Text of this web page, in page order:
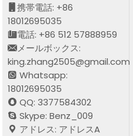
携帯電話: +86
18012695035
電話: +86 512 57888959
メールボックス:
king.zhang2505@gmail.com
Whatsapp:
18012695035
QQ: 3377584302
Skype: Benz_009
アドレス: アドレスA